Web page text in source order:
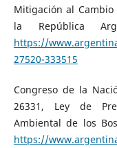
Mitigación al
la República
https://
27520-333515
Congreso de la
26331, Ley de
Ambiental de los
https://